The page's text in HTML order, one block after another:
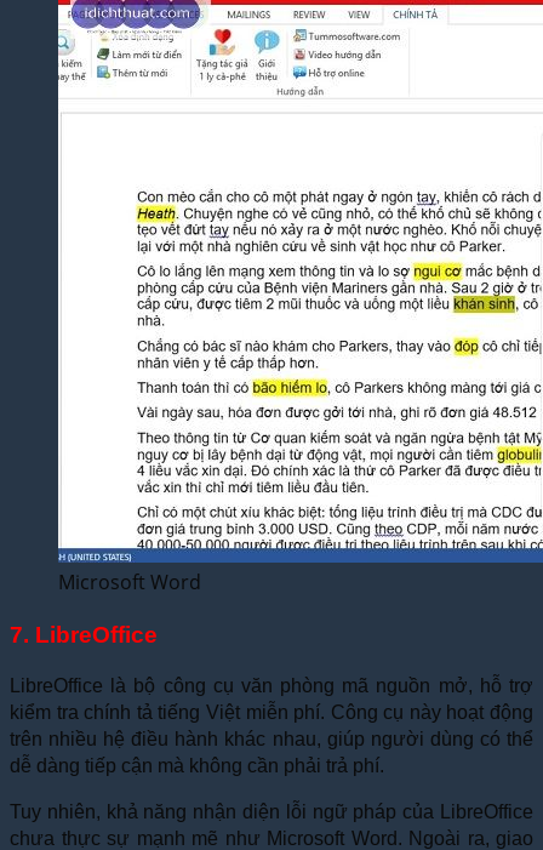
Microsoft Word
7. LibreOffice
LibreOffice là bộ công cụ văn phòng mã nguồn mở, hỗ trợ
kiểm tra chính tả tiếng Việt miễn phí. Công cụ này hoạt động
trên nhiều hệ điều hành khác nhau, giúp người dùng có thể
dễ dàng tiếp cận mà không cần phải trả phí.
Tuy nhiên, khả năng nhận diện lỗi ngữ pháp của LibreOffice
chưa thực sự mạnh mẽ như Microsoft Word. Ngoài ra, giao